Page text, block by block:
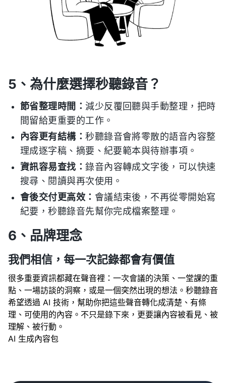
5、為什麼選擇秒聽錄音？
節省整理時間：減少反覆回聽與手動整理，把時
間留給更重要的工作。
內容更有結構：秒聽錄音會將零散的語音內容整
理成逐字稿、摘要、紀要範本與待辦事項。
資訊容易查找：錄音內容轉成文字後，可以快速
搜尋、閱讀與再次使用。
會後交付更高效： 會議結束後，不再從零開始寫
紀要，秒聽錄音先幫你完成檔案整理。
6、品牌理念
我們相信，每一次記錄都會有價值
很多重要資訊都藏在聲音裡：一次會議的決策、一堂課的重
點、一場訪談的洞察，或是一個突然出現的想法。秒聽錄音
希望透過 AI 技術，幫助你把這些聲音轉化成清楚、有條
理、可使用的內容。不只是錄下來，更要讓內容被看見、被
理解、被行動。
AI 生成內容包